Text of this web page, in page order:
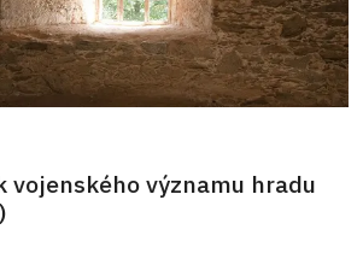
vojenského významu hradu